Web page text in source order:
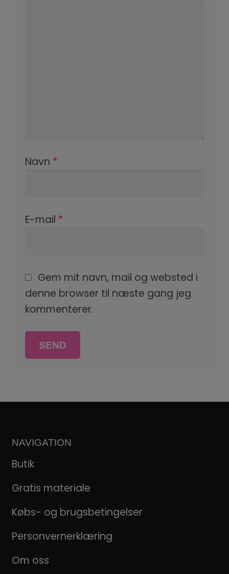
Navn *
E-mail *
Gem mit navn, mail og websted i
denne browser til næste gang jeg
kommenterer.
NAVIGATION
Butik
Gratis materiale
Købs- og brugsbetingelser
Personvernerklæring
Om oss